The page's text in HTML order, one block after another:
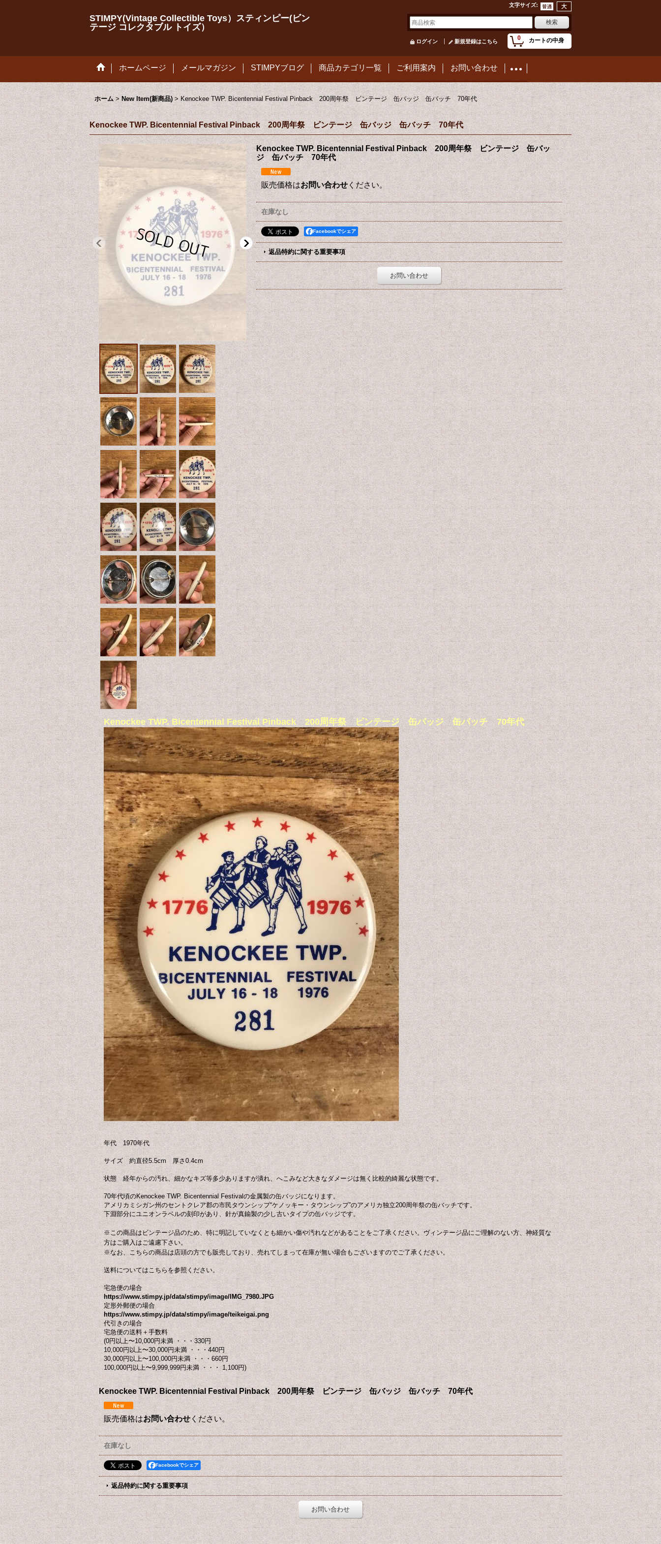
文字サイズ:
STIMPY(Vintage Collectible Toys）スティンピー(ビン
テージ コレクタブル トイズ）
0 カートの中身
ログイン 新規登録はこちら
ホームページ メールマガジン STIMPYブログ 商品カテゴリ一覧 ご利用案内 お問い合わせ
ホーム > New Item(新商品) > Kenockee TWP. Bicentennial Festival Pinback 200周年祭 ビンテージ 缶バッジ 缶バッチ 70年代
Kenockee TWP. Bicentennial Festival Pinback 200周年祭 ビンテージ 缶バッジ 缶バッチ 70年代
Kenockee TWP. Bicentennial Festival Pinback 200周年祭 ビンテージ 缶バッ
ジ 缶バッチ 70年代
販売価格はお問い合わせ ください。
在庫なし
Facebookでシェア
返品特約に関する重要事項
お問い合わせ
Kenockee TWP. Bicentennial Festival Pinback 200周年祭 ビンテージ 缶バッジ 缶バッチ 70年代
年代 1970年代
サイズ 約直径5.5cm 厚さ0.4cm
状態 経年からの汚れ、細かなキズ等多少ありますが潰れ、へこみなど大きなダメージは無く比較的綺麗な状態です。
70年代頃のKenockee TWP. Bicentennial Festivalの金属製の缶バッジになります。
アメリカミシガン州のセントクレア郡の市民タウンシップ“ケノッキー・タウンシップ”のアメリカ独立200周年祭の缶バッチです。
下淵部分にユニオンラベルの刻印があり、針が真鍮製の少し古いタイプの缶バッジです。
※この商品はビンテージ品のため、特に明記していなくとも細かい傷や汚れなどがあることをご了承ください。ヴィンテージ品にご理解のない方、神経質な
方はご購入はご遠慮下さい。
※なお、こちらの商品は店頭の方でも販売しており、売れてしまって在庫が無い場合もございますのでご了承ください。
送料についてはこちらを参照ください。
宅急便の場合
https://www.stimpy.jp/data/stimpy/image/IMG_7980.JPG
定形外郵便の場合
https://www.stimpy.jp/data/stimpy/image/teikeigai.png
代引きの場合
宅急便の送料＋手数料
(0円以上〜10,000円未満 ・・・330円
10,000円以上〜30,000円未満 ・・・440円
30,000円以上〜100,000円未満 ・・・660円
100,000円以上〜9,999,999円未満 ・・・ 1,100円)
Kenockee TWP. Bicentennial Festival Pinback 200周年祭 ビンテージ 缶バッジ 缶バッチ 70年代
販売価格はお問い合わせ ください。
在庫なし
Facebookでシェア
返品特約に関する重要事項
お問い合わせ